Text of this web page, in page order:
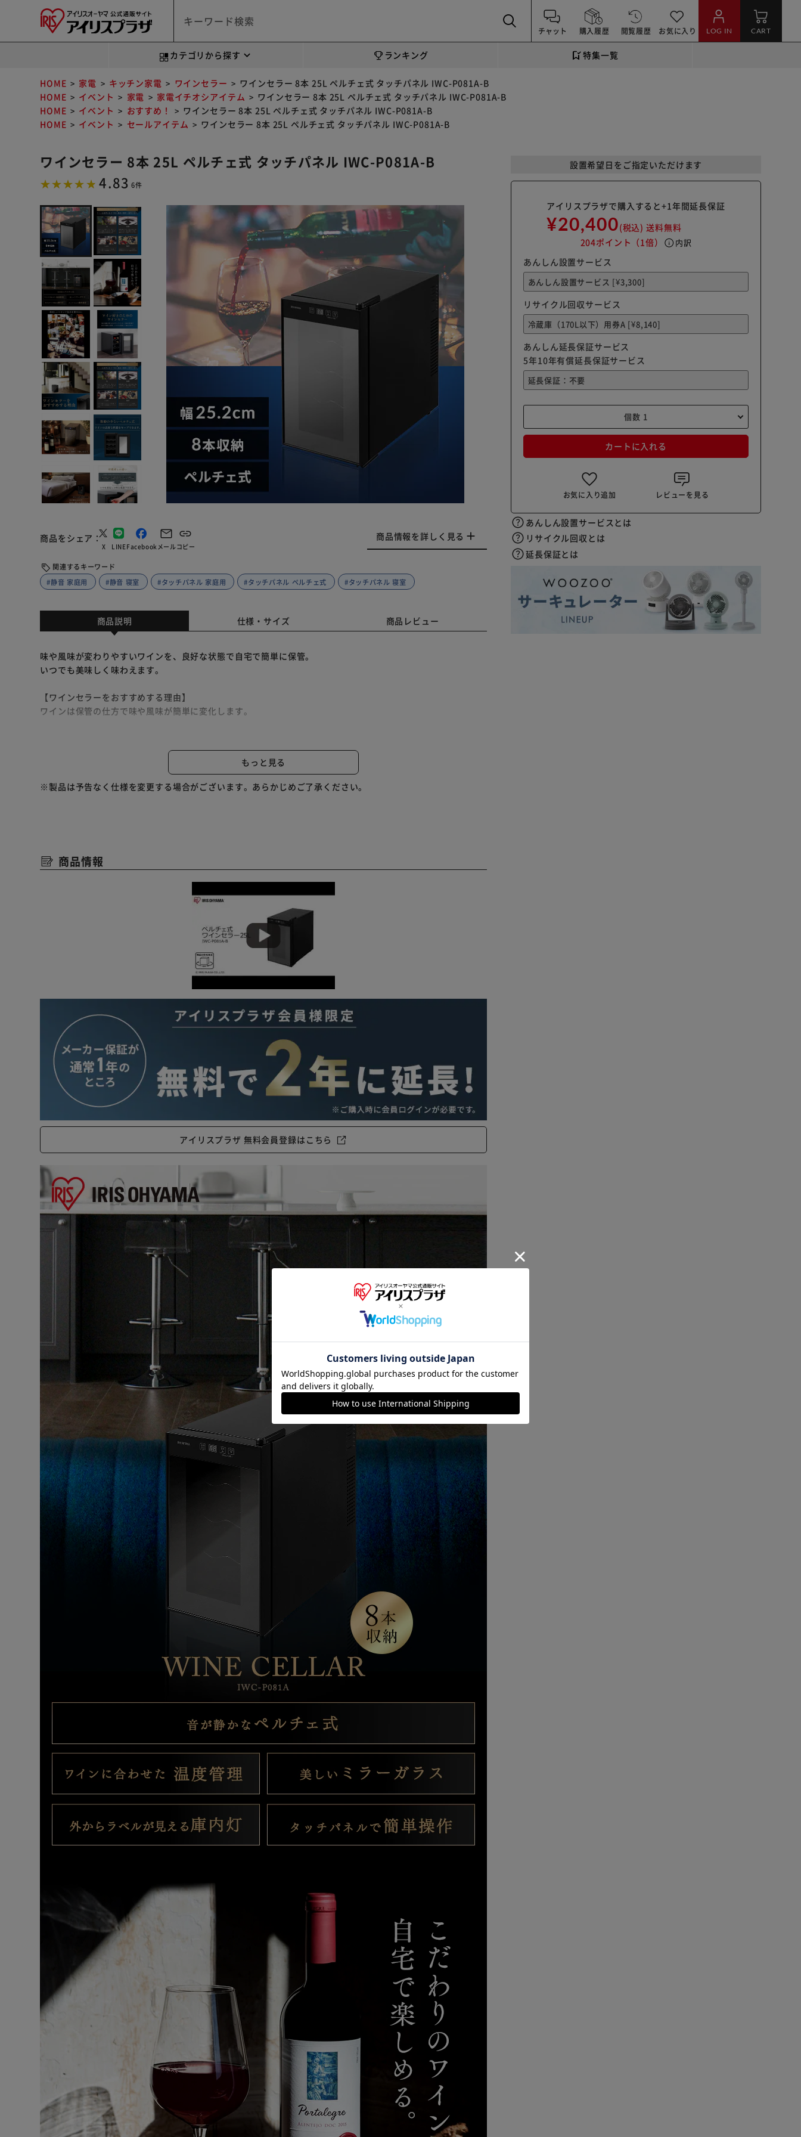
チャット 購入履歴 閲覧履歴 お気に入り LOG IN CART
カテゴリから探す ランキング 特集一覧
HOME 家電 キッチン家電 ワインセラー
ワインセラー 8本 25L ペルチェ式 タッチパネル IWC-P081A-B
HOME
イベント 家電 家電イチオシアイテム
ワインセラー 8本 25L ペルチェ式 タッチパネル IWC-P081A-B
HOME
イベント おすすめ！
ワインセラー 8本 25L ペルチェ式 タッチパネル IWC-P081A-B
HOME
イベント セールアイテム ワインセラー 8本 25L ペルチェ式 タッチパネル IWC-P081A-B
ワインセラー 8本 25L ペルチェ式 タッチパネル IWC-P081A-B
4.83 6件
商品をシェア
X LINEFacebookメールコピー
商品情報を詳しく見る
関連するキーワード
#静音 家庭用
#静音 寝室 #タッチパネル 家庭用 #タッチパネル ペルチェ式 #タッチパネル 寝室
設置希望日をご指定いただけます
アイリスプラザで購入すると+1年間延長保証
¥20,400(税込) 送料無料
204ポイント （1倍） info 内訳
あんしん設置サービス
リサイクル回収サービス
あんしん延長保証サービス
5年10年有償延長保証サービス
カートに入れる
お気に入り追加 レビューを見る
あんしん設置サービスとは
リサイクル回収とは
延長保証とは
商品説明 仕様・サイズ 商品レビュー
味や風味が変わりやすいワインを、良好な状態で自宅で簡単に保管。
いつでも美味しく味わえます。
【ワインセラーをおすすめする理由】
ワインは保管の仕方で味や風味が簡単に変化します。
振動は酸化を早め、過度な熟成に繋がります。また、瓶中の澱などが舞い、香味のバランスを崩してしまいま
においが強いものはコルク栓を通して、ワインの香りに悪影響を与えてしまいます。
モーターがなく、振動が少ないのでワインの良好な状態をキープできます。
ワインセラーならいつも安定した味を堪能できます。
【徹底した温度管理】
温度が一目でわかるデジタル表示。
ワインの種類に合わせ、8℃～18℃の間で温度を設定できます。
【外からラベルが見える庫内灯付き】
スイッチが扉の外側にあるので、扉を閉めたままボトルのラベルを確認できます。
消し忘れても点灯10分後に自動で消灯します。
熱くなりにくいLEDライトで庫内をやさしく照らします。
扉を開閉せずに確認できるので温度変化を防ぎワインの美味しさを保ちます。
もっと見る
※製品は予告なく仕様を変更する場合がございます。あらかじめご了承ください。
商品情報
アイリスプラザ 無料会員登録はこちら
※ご確認ください